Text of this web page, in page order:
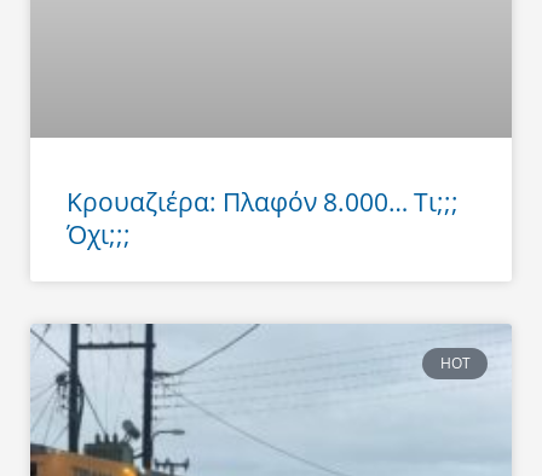
Κρουαζιέρα: Πλαφόν 8.000… Τι;;;
Όχι;;;
HOT